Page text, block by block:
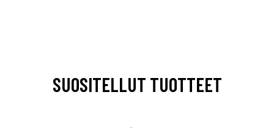
SUOSITELLUT TUOTTEET